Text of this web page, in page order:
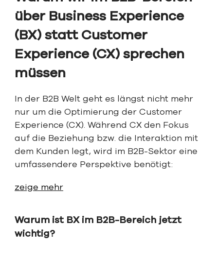
über Business Experience
(BX) statt Customer
Experience (CX) sprechen
müssen
In der B2B Welt geht es längst nicht mehr
nur um die Optimierung der Customer
Experience (CX). Während CX den Fokus
auf die Beziehung bzw. die Interaktion mit
dem Kunden legt, wird im B2B-Sektor eine
umfassendere Perspektive benötigt:
zeige mehr
Warum ist BX im B2B-Bereich jetzt
wichtig?